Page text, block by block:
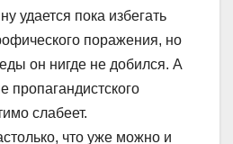
удается пока избегать
поражения, но
он нигде не добился. А
пропагандистского
слабеет.
что уже можно и